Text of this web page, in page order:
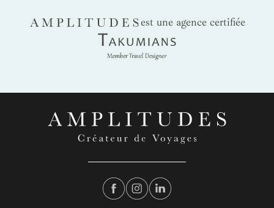
AMPLITUDES
est une agence certifiée
Takumians